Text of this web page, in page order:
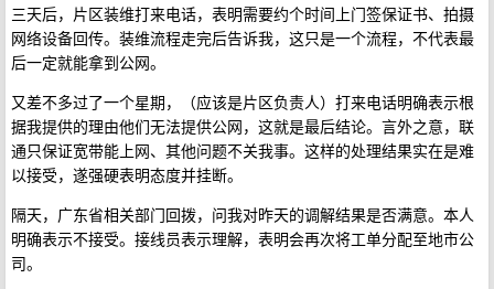
三天后，片区装维打来电话，表明需要约个时间上门签保证书、拍摄
网络设备回传。装维流程走完后告诉我，这只是一个流程，不代表最
后一定就能拿到公网。
又差不多过了一个星期，（应该是片区负责人）打来电话明确表示根
据我提供的理由他们无法提供公网，这就是最后结论。言外之意，联
通只保证宽带能上网、其他问题不关我事。这样的处理结果实在是难
以接受，遂强硬表明态度并挂断。
隔天，广东省相关部门回拨，问我对昨天的调解结果是否满意。本人
明确表示不接受。接线员表示理解，表明会再次将工单分配至地市公
司。